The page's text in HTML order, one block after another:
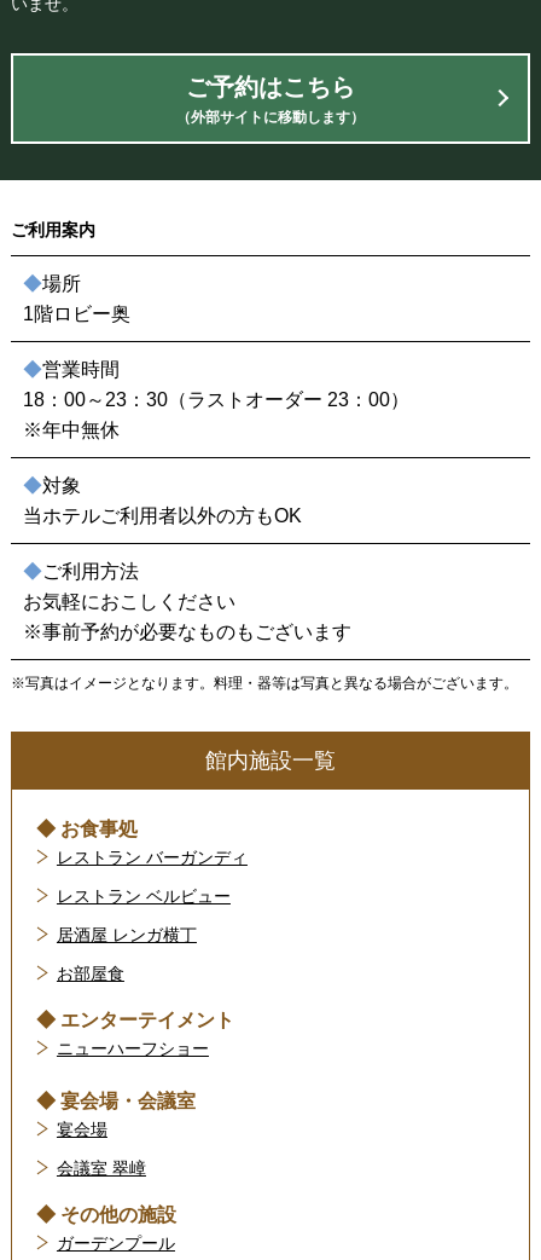
ご予約はこちら
（外部サイトに移動します）
ご利用案内
◆場所
1階ロビー奥
◆営業時間
18：00～23：30（ラストオーダー 23：00）
※年中無休
◆対象
当ホテルご利用者以外の方もOK
◆ご利用方法
お気軽におこしください
※事前予約が必要なものもございます
※写真はイメージとなります。料理・器等は写真と異なる場合がございます。
館内施設一覧
◆ お食事処
レストラン バーガンディ
レストラン ベルビュー
居酒屋 レンガ横丁
お部屋食
◆ エンターテイメント
ニューハーフショー
◆ 宴会場・会議室
宴会場
会議室 翠嶂
◆ その他の施設
ガーデンプール